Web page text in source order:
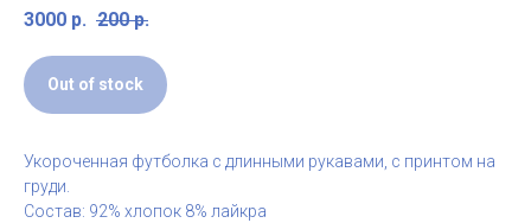
3000 р. 200 р.
Out of stock
Укороченная футболка с длинными рукавами, с принтом на
груди.
Состав: 92% хлопок 8% лайкра